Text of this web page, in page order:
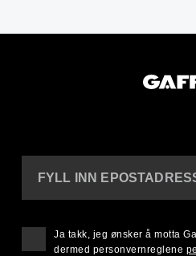
FYLL INN
Ja takk, jeg ønsker å motta
dermed personvernreglene